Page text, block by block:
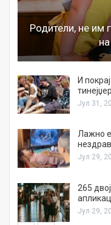
Родители, не им
И
Јул 31,
Лажно
Јул 29,
265
Јул 29,